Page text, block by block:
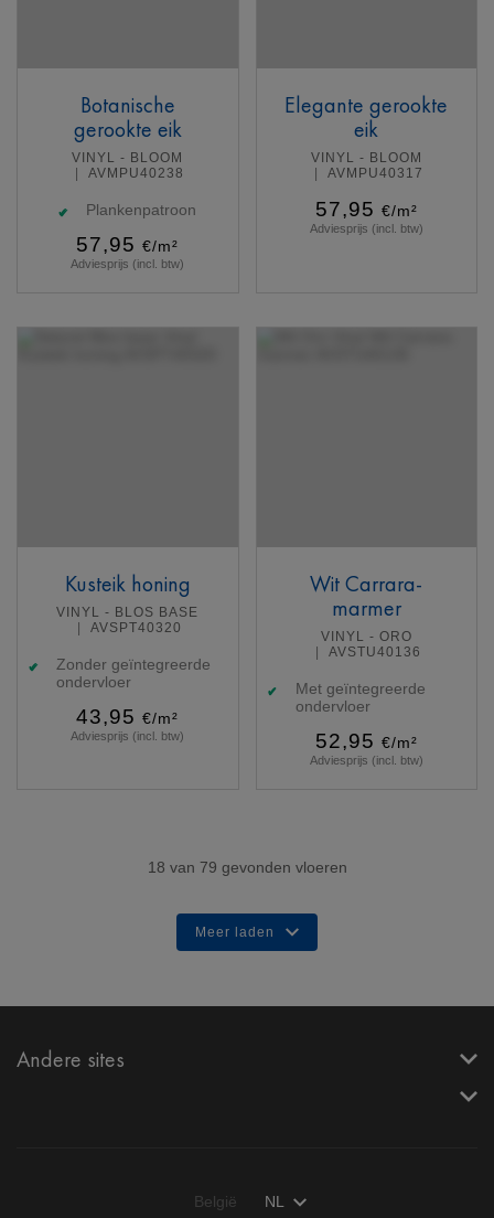
Botanische
gerookte eik
VINYL - BLOOM
AVMPU40238
Plankenpatroon
57,95 €/m²
Adviesprijs (incl. btw)
Elegante gerookte
eik
VINYL - BLOOM
AVMPU40317
57,95 €/m²
Adviesprijs (incl. btw)
Kusteik honing
VINYL - BLOS BASE
AVSPT40320
Zonder geïntegreerde
ondervloer
43,95 €/m²
Adviesprijs (incl. btw)
Wit Carrara-
marmer
VINYL - ORO
AVSTU40136
Met geïntegreerde
ondervloer
52,95 €/m²
Adviesprijs (incl. btw)
18 van 79 gevonden vloeren
Meer laden
Andere sites
België NL